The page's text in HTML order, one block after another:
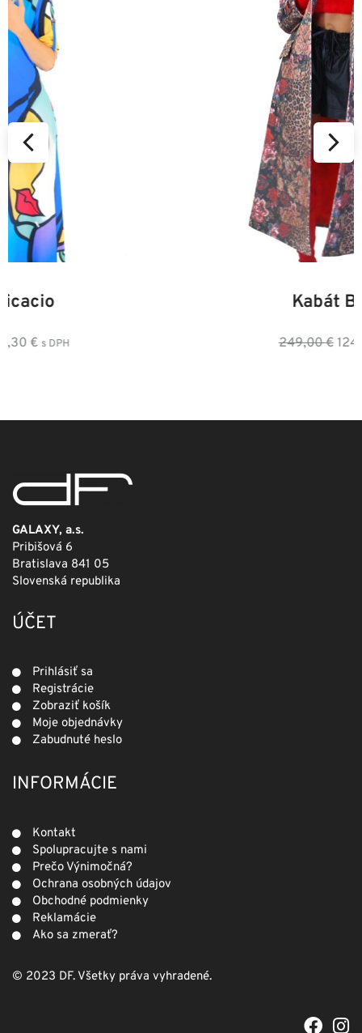
GALAXY, a.s.
Pribišová 6
Bratislava 841 05
Slovenská republika
ÚČET
Prihlásiť sa
Registrácie
Zobraziť košík
Moje objednávky
Zabudnuté heslo
INFORMÁCIE
Kontakt
Spolupracujte s nami
Prečo Výnimočná?
Ochrana osobných údajov
Obchodné podmienky
Reklamácie
Ako sa zmerať?
© 2023 DF. Všetky práva vyhradené.
F I